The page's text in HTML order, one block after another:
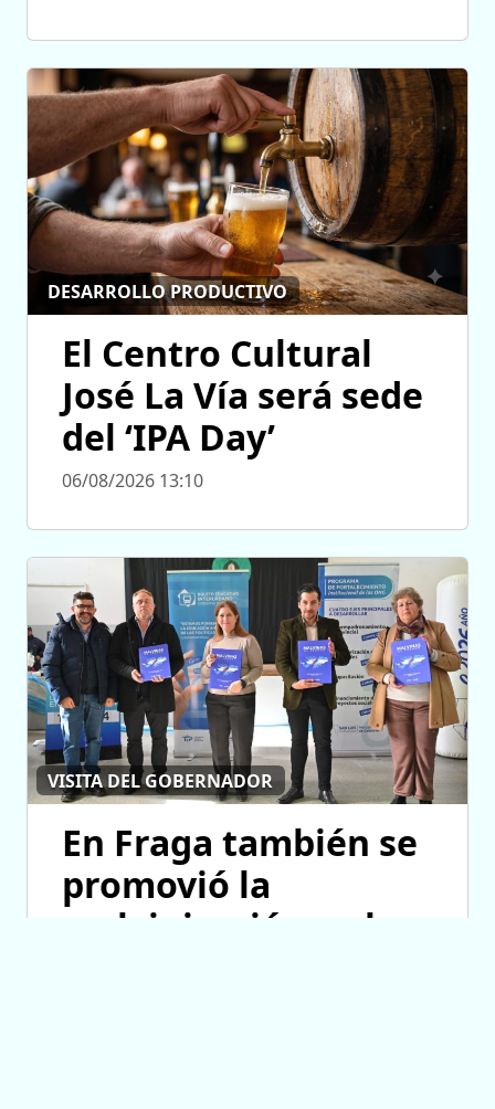
DESARROLLO PRODUCTIVO
El Centro Cultural
José La Vía será sede
del ‘IPA Day’
06/08/2026 13:10
VISITA DEL GOBERNADOR
En Fraga también se
promovió la
malvinización y el